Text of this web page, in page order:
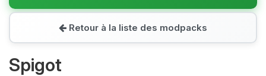
Retour à la liste des modpacks
Spigot